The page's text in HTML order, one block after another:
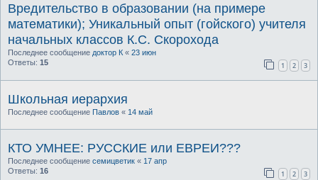
Вредительство в образовании (на примере
математики); Уникальный опыт (гойского) учителя
начальных классов К.С. Скорохода
Последнее сообщение доктор К « 23 июн
Ответы: 15 1 2 3
Школьная иерархия
Последнее сообщение Павлов « 14 май
КТО УМНЕЕ: РУССКИЕ или ЕВРЕИ???
Последнее сообщение семицветик « 17 апр
Ответы: 16 1 2 3